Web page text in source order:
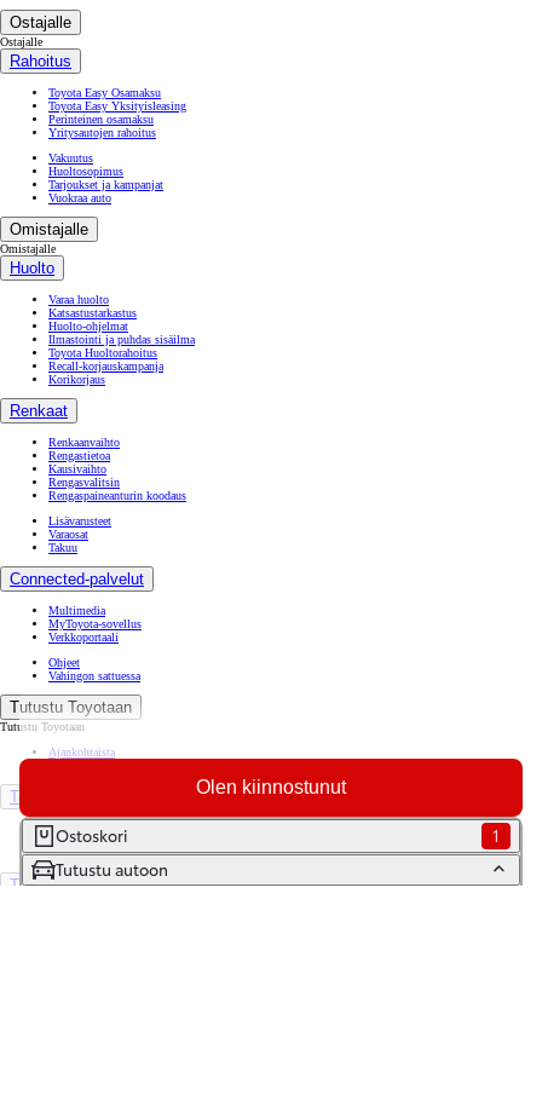
Olen kiinnostunut
Ostoskori
1
Tutustu autoon
Ostajalle
Ostajalle
Rahoitus
Toyota Easy Osamaksu
Toyota Easy Yksityisleasing
Perinteinen osamaksu
Yritysautojen rahoitus
Vakuutus
Huoltosopimus
Tarjoukset ja kampanjat
Vuokraa auto
Omistajalle
Omistajalle
Huolto
Varaa huolto
Katsastustarkastus
Huolto-ohjelmat
Ilmastointi ja puhdas sisäilma
Toyota Huoltorahoitus
Recall-korjauskampanja
Korikorjaus
Renkaat
Renkaanvaihto
Rengastietoa
Kausivaihto
Rengasvalitsin
Rengaspaineanturin koodaus
Lisävarusteet
Varaosat
Takuu
Connected-palvelut
Multimedia
MyToyota-sovellus
Verkkoportaali
Ohjeet
Vahingon sattuessa
Tutustu Toyotaan
Tutustu Toyotaan
Ajankohtaista
Toyota Suomessa
Toyotan lehdistöpankki
Yhdessä pidemmälle
TOYOTA GAZOO Racing